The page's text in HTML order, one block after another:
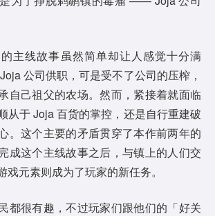
e
o
的主线故事虽然简单却让人感觉十分满
公司供职，可是受不了公司的压榨，
自己祖父的农场。然而，紧接着就面临
从于 Joja 百货的掌控，还是自行重建破
。这个主要的矛盾贯穿了本作前两年的
成这个主线故事之后，与镇上的人们交
戏元素则成为了玩家的新任务。
都很有趣，不过玩家们跟他们的「好关